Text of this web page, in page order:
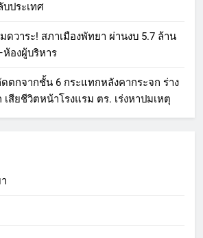
ประเทศ
วาระ! สภาเมืองพัทยา ผ่านงบ 5.7 ล้าน
องผู้บริหาร
ตกจากชั้น 6 กระแทกหลังคากระจก ร่าง
เสียชีวิตหน้าโรงแรม ตร. เร่งหาปมเหตุ